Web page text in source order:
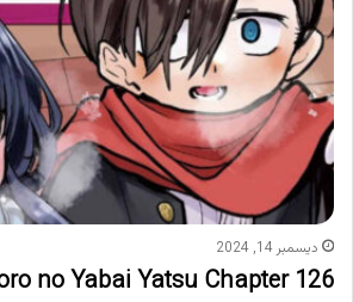
ديسمبر 14, 2024
no Yabai Yatsu Chapter 126